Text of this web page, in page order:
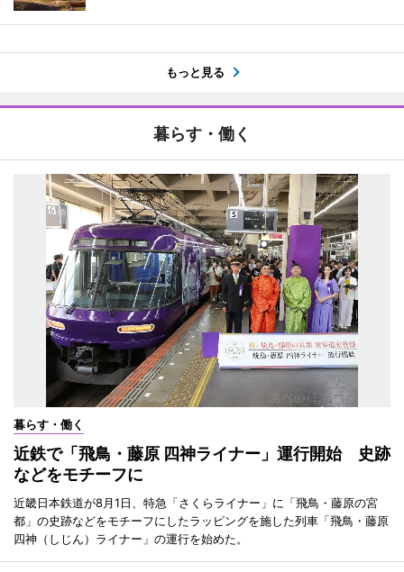
もっと見る
暮らす・働く
暮らす・働く
近鉄で「飛鳥・藤原 四神ライナー」運行開始 史跡
などをモチーフに
近畿日本鉄道が8月1日、特急「さくらライナー」に「飛鳥・藤原の宮
都」の史跡などをモチーフにしたラッピングを施した列車「飛鳥・藤原
四神（しじん）ライナー」の運行を始めた。